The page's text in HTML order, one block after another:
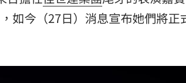
齊聚 11:00
如今（27日）消息宣布她們將正